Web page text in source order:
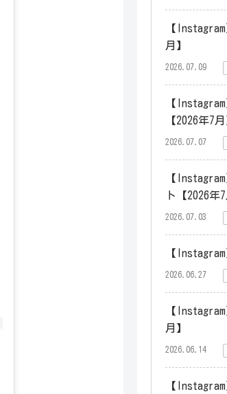
【
月】
2026.07.09
【
【2026年7月
2026.07.07
【
ト【2026年7
2026.07.03
【
2026.06.27
【
月】
2026.06.14
【